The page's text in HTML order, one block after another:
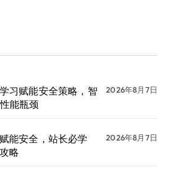
习赋能安全策略，智
能瓶颈
2026年8月7日
能安全，站长必学
略
2026年8月7日